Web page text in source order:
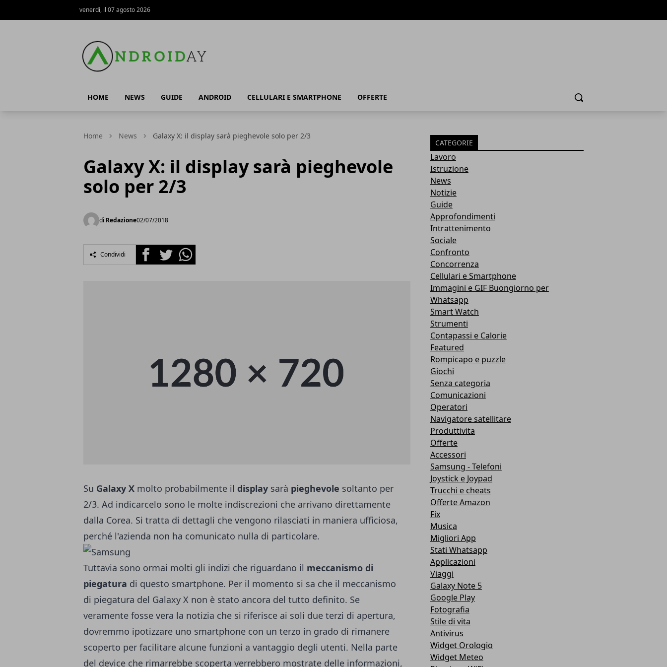
venerdì, il 07 agosto 2026
HOME NEWS GUIDE ANDROID CELLULARI E SMARTPHONE OFFERTE Cerca
Home News Galaxy X: il display sarà pieghevole solo per 2/3
Galaxy X: il display sarà pieghevole
solo per 2/3
di Redazione02/07/2018
Condividi FacebookTwitterWhatsapp
Su Galaxy X molto probabilmente il display sarà pieghevole soltanto per
2/3. Ad indicarcelo sono le molte indiscrezioni che arrivano direttamente
dalla Corea. Si tratta di dettagli che vengono rilasciati in maniera ufficiosa,
perché l'azienda non ha comunicato nulla di particolare.
Tuttavia sono ormai molti gli indizi che riguardano il meccanismo di
piegatura di questo smartphone. Per il momento si sa che il meccanismo
di piegatura del Galaxy X non è stato ancora del tutto definito. Se
veramente fosse vera la notizia che si riferisce ai soli due terzi di apertura,
dovremmo ipotizzare uno smartphone con un terzo in grado di rimanere
scoperto per facilitare alcune funzioni a vantaggio degli utenti. Nella parte
del device che rimarrebbe scoperta verrebbero mostrate delle informazioni,
CATEGORIE
Lavoro
Istruzione
News
Notizie
Guide
Approfondimenti
Intrattenimento
Sociale
Confronto
Concorrenza
Cellulari e Smartphone
Immagini e GIF Buongiorno per
Whatsapp
Smart Watch
Strumenti
Contapassi e Calorie
Featured
Rompicapo e puzzle
Giochi
Senza categoria
Comunicazioni
Operatori
Navigatore satellitare
Produttivita
Offerte
Accessori
Samsung - Telefoni
Joystick e Joypad
Trucchi e cheats
Offerte Amazon
Fix
Musica
Migliori App
Stati Whatsapp
Applicazioni
Viaggi
Galaxy Note 5
Google Play
Fotografia
Stile di vita
Antivirus
Widget Orologio
Widget Meteo